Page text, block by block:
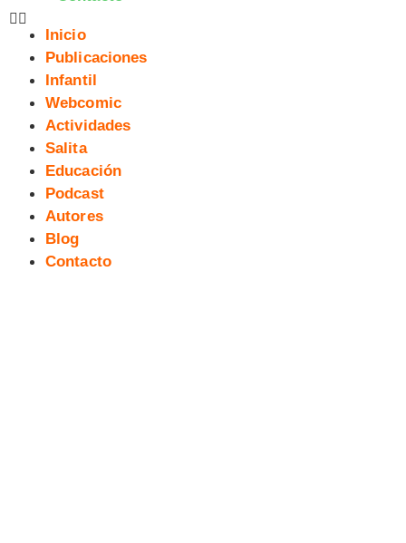
Inicio
Publicaciones
Infantil
Webcomic
Actividades
Salita
Educación
Podcast
Autores
Blog
Contacto